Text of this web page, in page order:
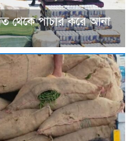
থেকে পাচার করে আনা